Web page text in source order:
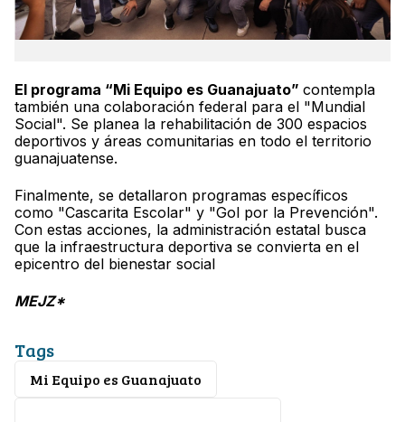
El programa “Mi Equipo es Guanajuato” contempla
también una colaboración federal para el "Mundial
Social". Se planea la rehabilitación de 300 espacios
deportivos y áreas comunitarias en todo el territorio
guanajuatense.
Finalmente, se detallaron programas específicos
como "Cascarita Escolar" y "Gol por la Prevención".
Con estas acciones, la administración estatal busca
que la infraestructura deportiva se convierta en el
epicentro del bienestar social
MEJZ*
Tags
Mi Equipo es Guanajuato